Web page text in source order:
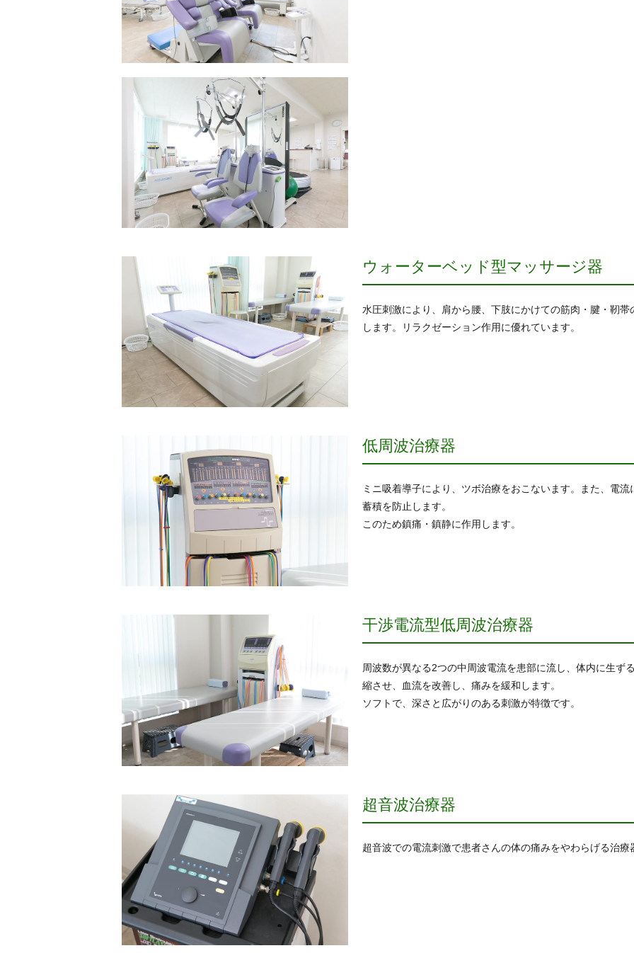
ウォーターベッド型マッサージ器
水圧刺激により、肩から腰、下肢にかけての筋肉・腱・靭
します。リラクゼーション作用に優れています。
低周波治療器
ミニ吸着導子により、ツボ治療をおこないます。また、電
蓄積を防止します。
このため鎮痛・鎮静に作用します。
干渉電流型低周波治療器
周波数が異なる2つの中周波電流を患部に流し、体内に生ず
縮させ、血流を改善し、痛みを緩和します。
ソフトで、深さと広がりのある刺激が特徴です。
超音波治療器
超音波での電流刺激で患者さんの体の痛みをやわらげる治療